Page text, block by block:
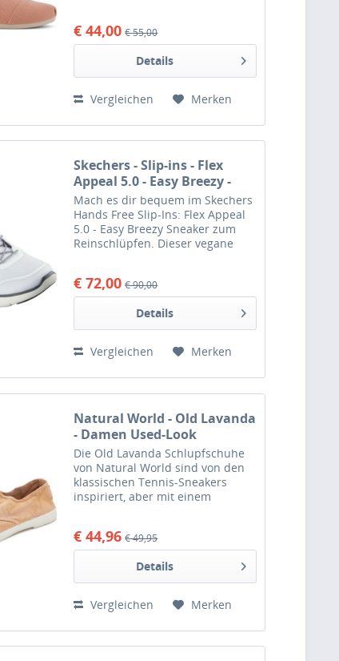
asymmetrische Nähte und
bedruckte Futterstoffe runden
€ 44,00 € 55,00
Details
Vergleichen Merken
Skechers - Slip-ins - Flex
Appeal 5.0 - Easy Breezy -
Damen Sneaker zum
Reinschlüpfen - Weiß
(White/
Mach es dir bequem im Skechers
Hands Free Slip-Ins: Flex Appeal
5.0 - Easy Breezy Sneaker zum
Reinschlüpfen. Dieser vegane
Fersenkissen (Heel Pillow)
ausgestattet und...
€ 72,00 € 90,00
Details
Vergleichen Merken
Natural World - Old Lavanda
- Damen Used-Look
Baumwollschuhe - Orange
(Arcilla)
Die Old Lavanda Schlupfschuhe
von Natural World sind von den
klassischen Tennis-Sneakers
inspiriert, aber mit einem
gewaschener 100% Bio-
Baumwolle im Washed-Look und
einem Gummizug plus...
€ 44,96 € 49,95
Details
Vergleichen Merken